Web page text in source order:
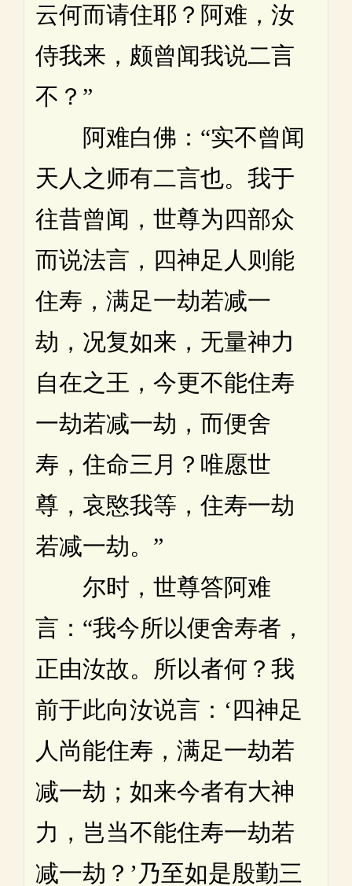
云何而请住耶？阿难，汝
侍我来，颇曾闻我说二言
不？”
阿难白佛：“实不曾闻
天人之师有二言也。我于
往昔曾闻，世尊为四部众
而说法言，四神足人则能
住寿，满足一劫若减一
劫，况复如来，无量神力
自在之王，今更不能住寿
一劫若减一劫，而便舍
寿，住命三月？唯愿世
尊，哀愍我等，住寿一劫
若减一劫。”
尔时，世尊答阿难
言：“我今所以便舍寿者，
正由汝故。所以者何？我
前于此向汝说言：‘四神足
人尚能住寿，满足一劫若
减一劫；如来今者有大神
力，岂当不能住寿一劫若
减一劫？’乃至如是殷勤三